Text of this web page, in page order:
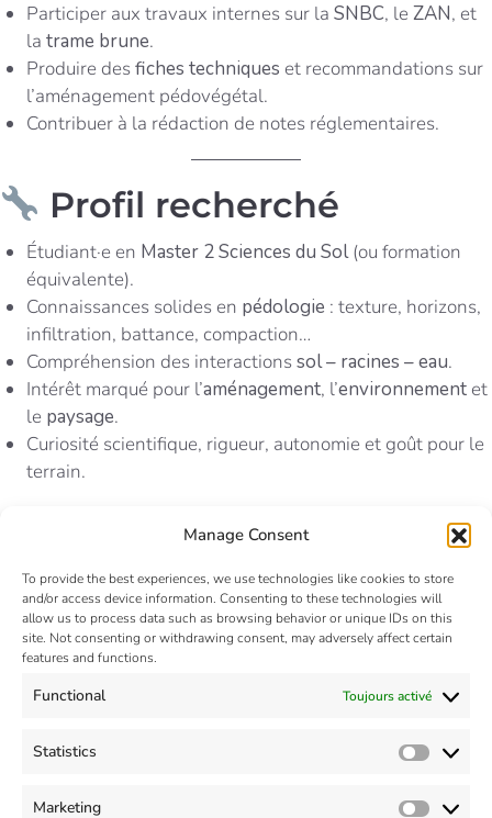
Manage Consent
To provide the best experiences, we use technologies like cookies to store
and/or access device information. Consenting to these technologies will
allow us to process data such as browsing behavior or unique IDs on this
site. Not consenting or withdrawing consent, may adversely affect certain
features and functions.
Functional Toujours activé
Statistics
Marketing
Participer aux travaux internes sur la SNBC, leZAN, et
la trame brune.
Produire desfiches techniques et recommandations sur
l’aménagement pédovégétal.
Contribuer à la rédaction de notes réglementaires.
Profil recherché
Étudiant·e en Master 2 Sciences du Sol(ou formation
équivalente).
Connaissances solides en pédologie : texture, horizons,
infiltration, battance, compaction…
Compréhension des interactionssol – racines – eau.
Intérêt marqué pour l’aménagement, l’environnement et
le paysage.
Curiosité scientifique, rigueur, autonomie et goût pour le
terrain.
Informations pratiques
Lieu :940 av. Eole 66 100 Perpignan
Durée : 6 mois
Début :mars 2026
Comment postuler ?
Les candidatures doivent être